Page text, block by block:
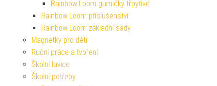
Rainbow Loom gumičky třpytivé
Rainbow Loom příslušenství
Rainbow Loom základní sady
Magnetky pro děti
Ruční práce a tvoření
Školní lavice
Školní potřeby